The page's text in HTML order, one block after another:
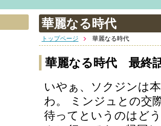
華麗なる時代
トップページ 華麗なる時代
華麗なる時代 最終
いやぁ、ソクジンは
わ。 ミンジュとの交
待ってというのはど